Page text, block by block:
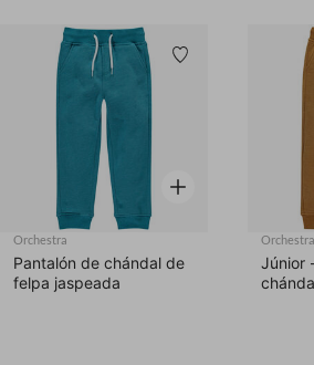
Lista de deseos
Vista rápida
Orchestra
Pantalón de chándal de
felpa jaspeada
Orchestra
Júnior